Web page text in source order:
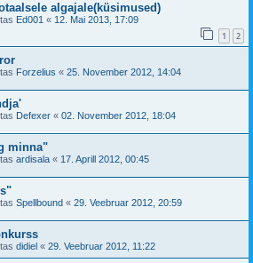
algajale(küsimused)
Ed001 « 12. Mai 2013, 17:09
1 2
Forzelius « 25. November 2012, 14:04
Defexer « 02. November 2012, 18:04
minna"
ardisala « 17. Aprill 2012, 00:45
Spellbound « 29. Veebruar 2012, 20:59
didiel « 29. Veebruar 2012, 11:22